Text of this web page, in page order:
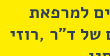
למרפאת
של ד"ר ,רוזי